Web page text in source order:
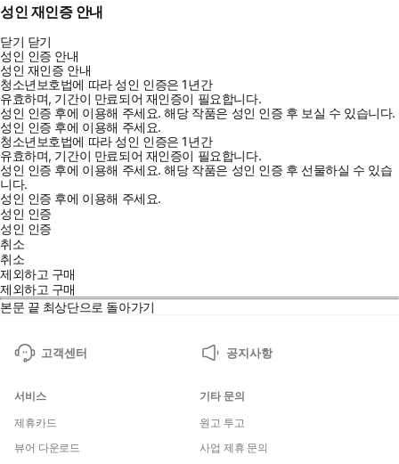
성인 재인증 안내
닫기 닫기
성인 인증 안내
성인 재인증 안내
청소년보호법에 따라 성인 인증은 1년간
유효하며, 기간이 만료되어 재인증이 필요합니다.
성인 인증 후에 이용해 주세요.해당 작품은 성인 인증 후 보실 수 있습니다.
성인 인증 후에 이용해 주세요.
청소년보호법에 따라 성인 인증은 1년간
유효하며, 기간이 만료되어 재인증이 필요합니다.
성인 인증 후에 이용해 주세요.해당 작품은 성인 인증 후 선물하실 수 있습
니다.
성인 인증 후에 이용해 주세요.
성인 인증
성인 인증
취소
취소
제외하고 구매
제외하고 구매
본문 끝 최상단으로 돌아가기
고객센터 공지사항
서비스
제휴카드
뷰어 다운로드
기타 문의
원고 투고
사업 제휴 문의